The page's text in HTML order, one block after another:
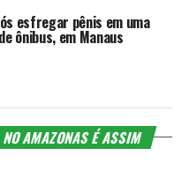
esfregar pênis em uma
ônibus, em Manaus
AMAZONAS É ASSIM